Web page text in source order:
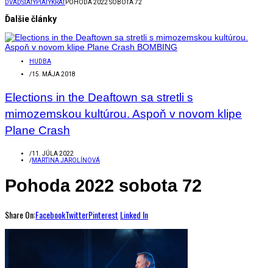
DVADSIATYPIATYKRÁTPOHODA 2022 SOBOTA 72
Ďalšie články
HUDBA
/15. MÁJA 2018
Elections in the Deaftown sa stretli s
mimozemskou kultúrou. Aspoň v novom klipe
Plane Crash
/11. JÚLA 2022
/MARTINA JAROLÍNOVÁ
Pohoda 2022 sobota 72
Share On:FacebookTwitterPinterest Linked In